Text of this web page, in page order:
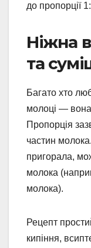
до пропорції
Ніжна
та
Багато хто
молоці —
Пропорція
частин
пригорала,
молока
молока).
Рецепт
кипіння,